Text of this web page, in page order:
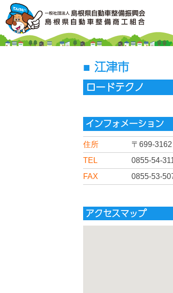
江津市
ロードテクノ
インフォメーション
住所 〒699-3162
TEL
0855-54-
FAX
0855-53-
アクセスマップ